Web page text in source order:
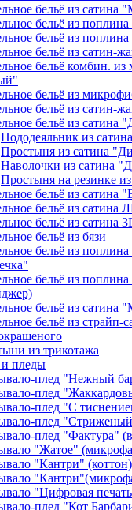
бельё из сатина
бельё из
бельё из
бельё из сатин-
бельё комбин. из
бельё из
бельё из сатин-
бельё из сатина
Пододеяльник из
Простыня из сатина
Наволочки из сатина
Простыня на резинке
бельё из сатина
бельё из
бельё из сатина
бельё из бязи
бельё из
бельё из
бельё из
бельё из страйп-
из трикотажа
пледы
плед "Нежный
плед
плед "С
плед
плед "Фактура"
"Жатое"
"Кантри" (коттон)
"Цифровая
плед "Кот